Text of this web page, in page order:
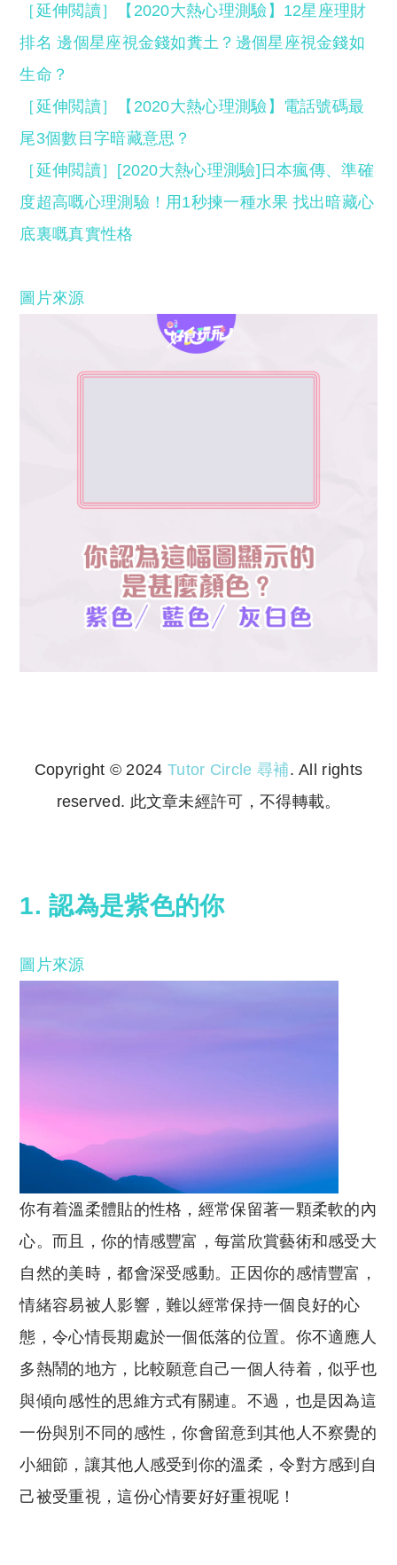
［延伸閲讀］【2020大熱心理測驗】12星座理財
排名 邊個星座視金錢如糞土？邊個星座視金錢如
生命？
［延伸閲讀］【2020大熱心理測驗】電話號碼最
尾3個數目字暗藏意思？
［延伸閲讀］[2020大熱心理測驗]日本瘋傳、準確
度超高嘅心理測驗！用1秒揀一種水果 找出暗藏心
底裏嘅真實性格
圖片來源
Copyright © 2024 Tutor Circle 尋補. All rights
reserved. 此文章未經許可，不得轉載。
1. 認為是紫色的你
圖片來源
你有着溫柔體貼的性格，經常保留著一顆柔軟的內
心。而且，你的情感豐富，每當欣賞藝術和感受大
自然的美時，都會深受感動。正因你的感情豐富，
情緒容易被人影響，難以經常保持一個良好的心
態，令心情長期處於一個低落的位置。你不適應人
多熱鬧的地方，比較願意自己一個人待着，似乎也
與傾向感性的思維方式有關連。不過，也是因為這
一份與別不同的感性，你會留意到其他人不察覺的
小細節，讓其他人感受到你的溫柔，令對方感到自
己被受重視，這份心情要好好重視呢！